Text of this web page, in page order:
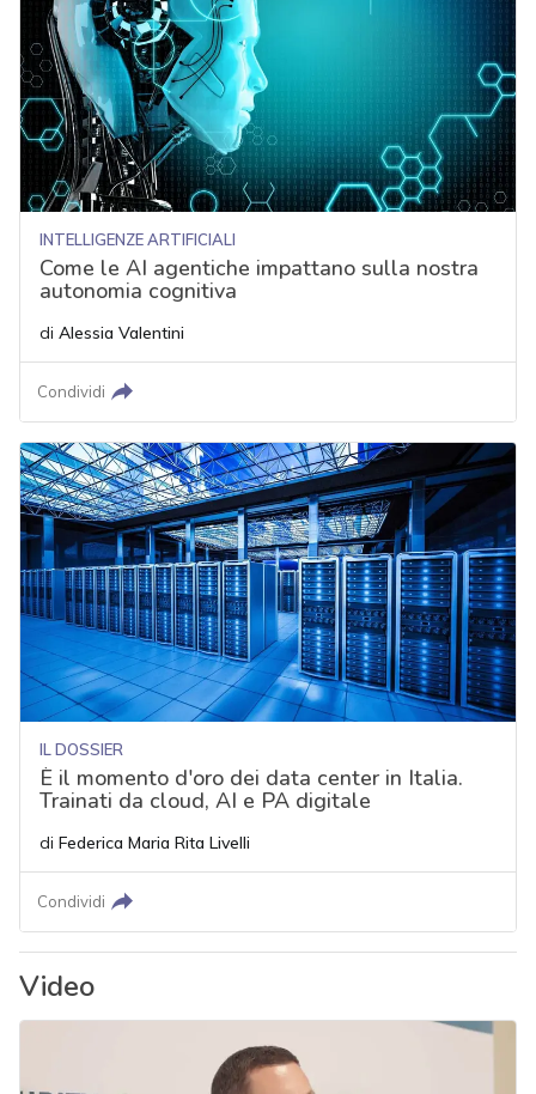
INTELLIGENZE ARTIFICIALI
Come le AI agentiche impattano sulla nostra
autonomia cognitiva
di Alessia Valentini
Condividi
IL DOSSIER
È il momento d'oro dei data center in Italia.
Trainati da cloud, AI e PA digitale
di Federica Maria Rita Livelli
Condividi
Video